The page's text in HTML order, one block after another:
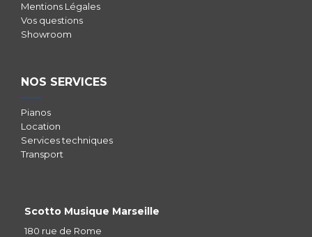
Mentions Légales
Vos questions
Showroom
NOS SERVICES
Pianos
Location
Services techniques
Transport
Scotto Musique Marseille
180 rue de Rome